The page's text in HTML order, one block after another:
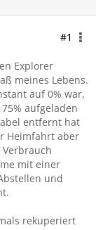
#1
Explorer
meines Lebens.
auf 0% war,
aufgeladen
entfernt hat
Heimfahrt aber
mit einer
und
rekuperiert